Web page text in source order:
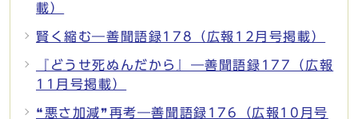
載）
賢く縮む―善聞語録178（広報12月号掲載）
『どうせ死ぬんだから』―善聞語録177（広報
11月号掲載）
❝悪さ加減❞再考―善聞語録176（広報10月号